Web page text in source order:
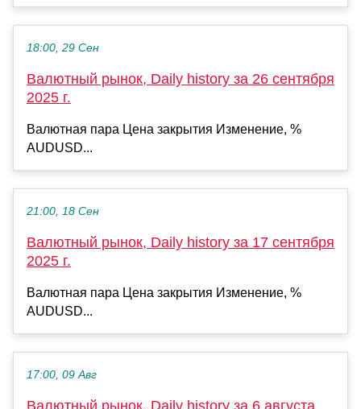
18:00, 29 Сен
Валютный рынок, Daily history за 26 сентября
2025 г.
Валютная пара Цена закрытия Изменение, %
AUDUSD...
21:00, 18 Сен
Валютный рынок, Daily history за 17 сентября
2025 г.
Валютная пара Цена закрытия Изменение, %
AUDUSD...
17:00, 09 Авг
Валютный рынок, Daily history за 6 августа